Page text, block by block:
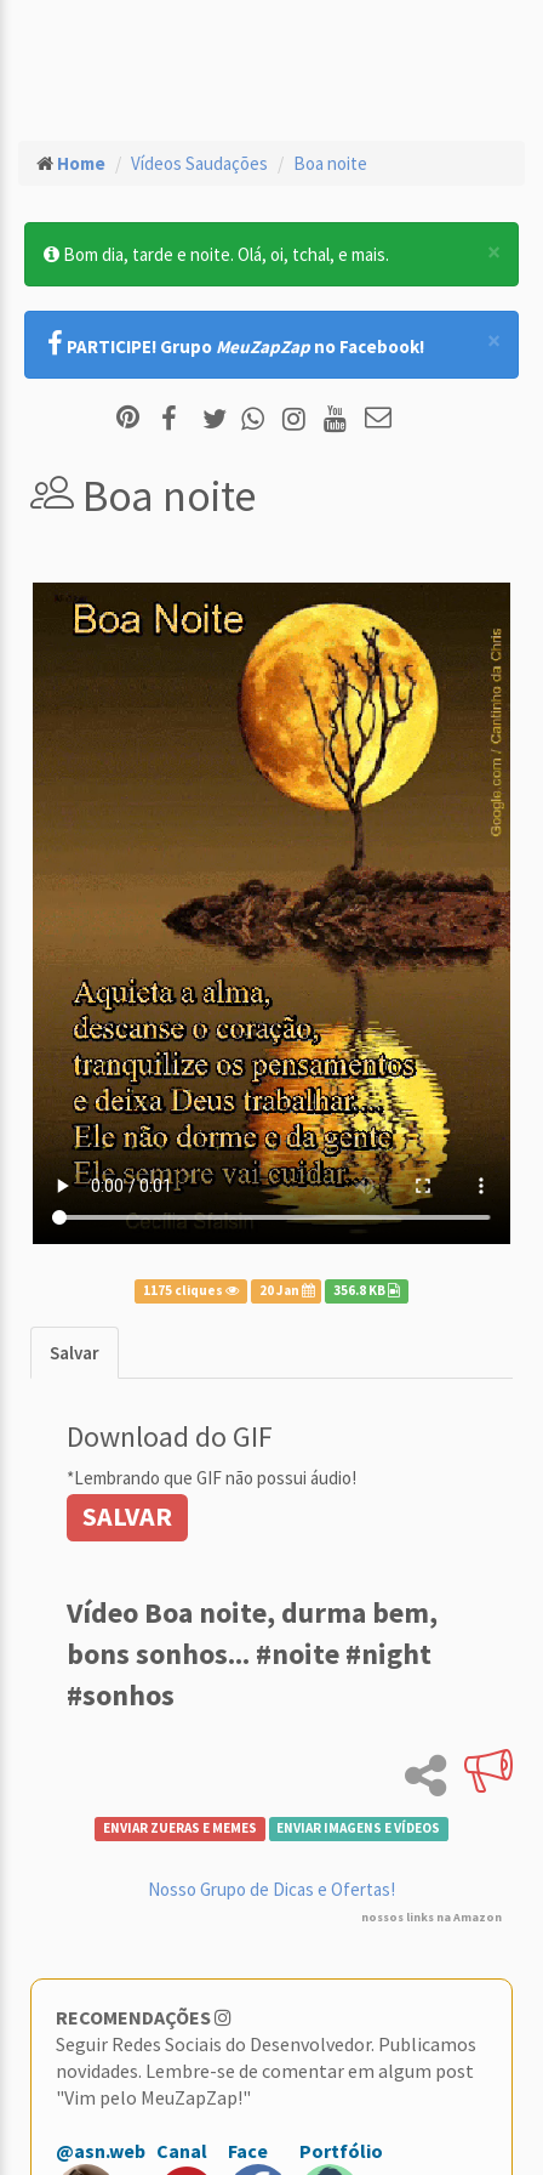
Home Vídeos Saudações Boa noite
×
Bom dia, tarde e noite. Olá, oi, tchal, e mais.
×
PARTICIPE! Grupo MeuZapZap no Facebook!
Boa noite
1175 cliques 20 Jan 356.8 KB
Salvar
Download do GIF
*Lembrando que GIF não possui áudio!
SALVAR
Vídeo Boa noite, durma bem,
bons sonhos... #noite #night
#sonhos
ENVIAR ZUERAS E MEMES ENVIAR IMAGENS E VÍDEOS
Nosso Grupo de Dicas e Ofertas!
nossos links na Amazon
RECOMENDAÇÕES
Seguir Redes Sociais do Desenvolvedor. Publicamos
novidades. Lembre-se de comentar em algum post
"Vim pelo MeuZapZap!"
@asn.web Canal Face Portfólio